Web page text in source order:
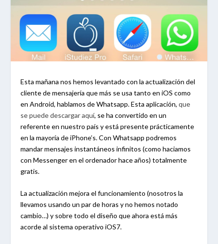
Esta mañana nos hemos levantado con la actualización del
cliente de mensajería que más se usa tanto en iOS como
en Android, hablamos de Whatsapp. Esta aplicación,que
se puede descargar aquí, se ha convertido en un
referente en nuestro país y está presente prácticamente
en la mayoría de iPhone’s. Con Whatsapp podremos
mandar mensajes instantáneos infinitos (como haciamos
con Messenger en el ordenador hace años) totalmente
gratis.
La actualización mejora el funcionamiento (nosotros la
llevamos usando un par de horas y no hemos notado
cambio…) y sobre todo el diseño que ahora está más
acorde al sistema operativo iOS7.